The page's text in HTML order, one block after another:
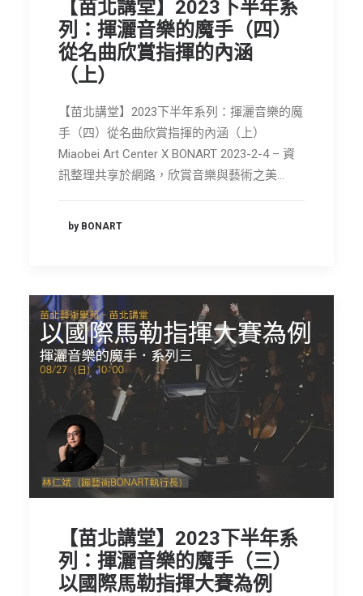
【苗北講堂】2023下半年系
列：揮灑音樂的魔手（四）
從名曲欣賞指揮的內涵
（上）
【苗北講堂】2023下半年系列：揮灑音樂的魔
手（四）從名曲欣賞指揮的內涵（上）
Miaobei Art Center X BONART 2023-2-4 – 資
訊整理共享於網路，欣賞音樂與藝術之美…
by BONART
【苗北講堂】2023下半年系
列：揮灑音樂的魔手（三）
以國際馬勒指揮大賽為例